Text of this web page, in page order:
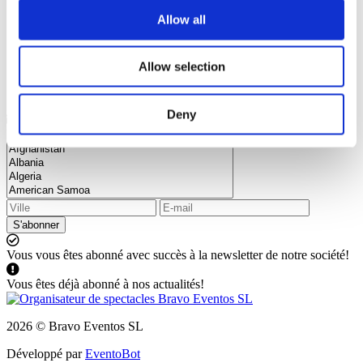
Allow all
Allow selection
Deny
Abonnez-vous à notre newsletter et restez au courant de toutes
les nouveautés et réductions
S'abonner
Vous vous êtes abonné avec succès à la newsletter de notre société!
Vous êtes déjà abonné à nos actualités!
2026 © Bravo Eventos SL
Développé parEventoBot